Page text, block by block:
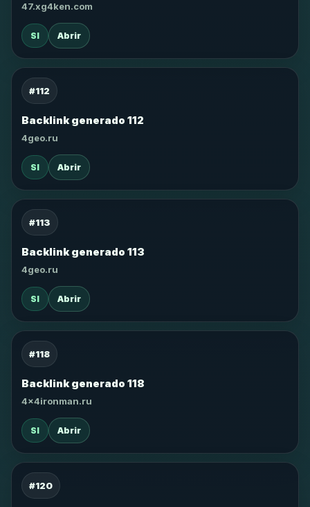
47.xg4ken.com
SI Abrir
#112
Backlink generado 112
4geo.ru
SI Abrir
#113
Backlink generado 113
4geo.ru
SI Abrir
#118
Backlink generado 118
4x4ironman.ru
SI Abrir
#120